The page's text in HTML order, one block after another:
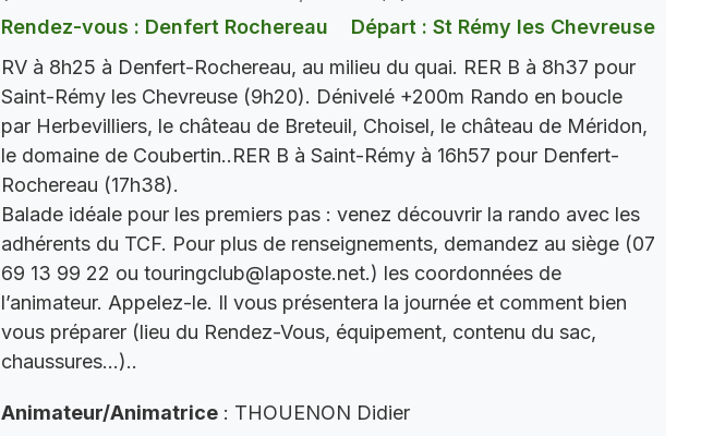
Rendez-vous : Denfert Rochereau
Départ : St Rémy les Chevreuse
RV à 8h25 à Denfert-Rochereau, au milieu du quai. RER B à 8h37 pour
Saint-Rémy les Chevreuse (9h20). Dénivelé +200m Rando en boucle
par Herbevilliers, le château de Breteuil, Choisel, le château de Méridon,
le domaine de Coubertin..RER B à Saint-Rémy à 16h57 pour Denfert-
Rochereau (17h38).
Balade idéale pour les premiers pas : venez découvrir la rando avec les
adhérents du TCF. Pour plus de renseignements, demandez au siège (07
69 13 99 22 ou touringclub@laposte.net.) les coordonnées de
l’animateur. Appelez-le. Il vous présentera la journée et comment bien
vous préparer (lieu du Rendez-Vous, équipement, contenu du sac,
chaussures…)..
Animateur/Animatrice : THOUENON Didier